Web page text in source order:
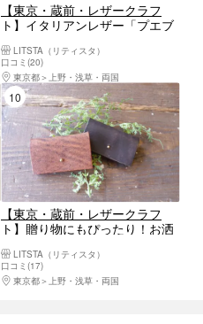
【東京・蔵前・レザークラフ
ト】イタリアンレザー「プエブ
2日(日)をもって終了
LITSTA（リティスタ）
口コミ(20)
東京都
上野・浅草・両国
10位
【東京・蔵前・レザークラフ
ト】贈り物にもぴったり！お洒
2日(日)をもって終了
LITSTA（リティスタ）
口コミ(17)
東京都
上野・浅草・両国